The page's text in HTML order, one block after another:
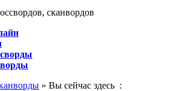
сканвордов
» Вы сейчас здесь :